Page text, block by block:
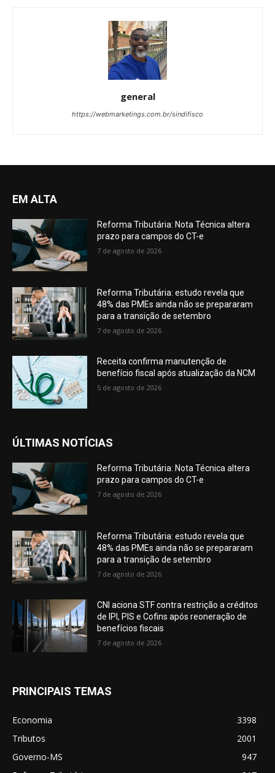
general
https://webmarketings.com.br/sindifisco
EM ALTA
Reforma Tributária: Nota Técnica altera
prazo para campos do CT-e
7 de agosto de 2026
Reforma Tributária: estudo revela que
48% das PMEs ainda não se prepararam
para a transição de setembro
7 de agosto de 2026
Receita confirma manutenção de
benefício fiscal após atualização da NCM
5 de agosto de 2026
ÚLTIMAS NOTÍCIAS
Reforma Tributária: Nota Técnica altera
prazo para campos do CT-e
7 de agosto de 2026
Reforma Tributária: estudo revela que
48% das PMEs ainda não se prepararam
para a transição de setembro
7 de agosto de 2026
CNI aciona STF contra restrição a créditos
de IPI, PIS e Cofins após reoneração de
benefícios fiscais
7 de agosto de 2026
PRINCIPAIS TEMAS
Economia
3398
Tributos
2001
Governo-MS
947